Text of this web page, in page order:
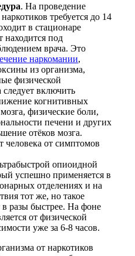
. На проведение
требуется до 14
в стационаре
находится под
врача. Это
наркомании,
из организма,
физической
включить
когнитивных
физические боли,
печени и других
отёков мозга.
человека от симптомов
опиоидной
успешно применяется в
отделениях и на
тот же, но такое
разы быстрее. На фоне
от физической
уже за 6-8 часов.
от наркотиков